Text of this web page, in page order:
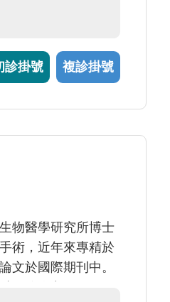
診掛號 複診掛號
物醫學研究所博士
術，近年來專精於
文於國際期刊中。